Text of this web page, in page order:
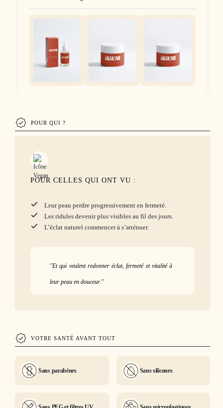
POUR QUI ?
POUR CELLES QUI ONT VU :
Leur peau perdre progressivement en fermeté.
Les ridules devenir plus visibles au fil des jours.
L’éclat naturel commencer à s’atténuer.
"Et qui veulent redonner éclat, fermeté et vitalité à
leur peau en douceur."
VOTRE SANTÉ AVANT TOUT
Sans parabènes Sans silicones